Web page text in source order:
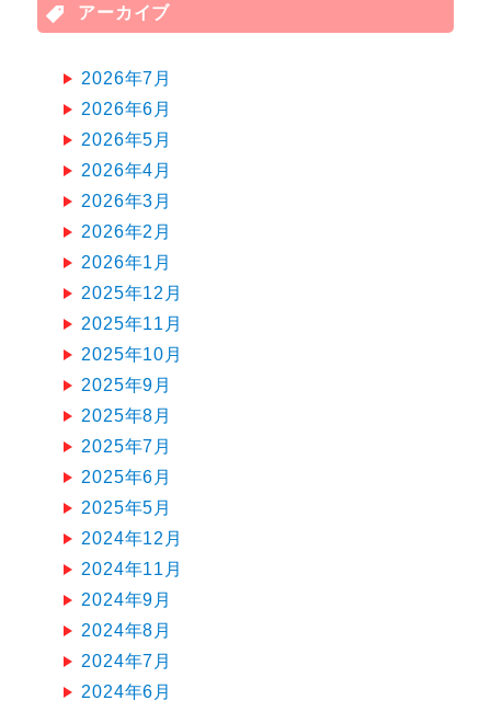
アーカイブ
2026年7月
2026年6月
2026年5月
2026年4月
2026年3月
2026年2月
2026年1月
2025年12月
2025年11月
2025年10月
2025年9月
2025年8月
2025年7月
2025年6月
2025年5月
2024年12月
2024年11月
2024年9月
2024年8月
2024年7月
2024年6月